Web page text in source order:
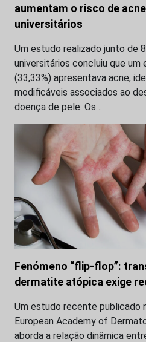
aumentam o risco de
universitários
Um estudo realizado junto de
universitários concluiu que um
(33,33%) apresentava acne,
modificáveis associados ao
doença de pele. Os…
Fenómeno “flip-flop”:
dermatite atópica exige
Um estudo recente publicado
European Academy of
aborda a relação dinâmica